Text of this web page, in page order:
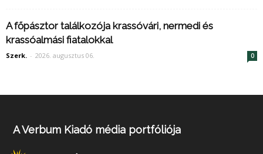
A főpásztor találkozója krassóvári, nermedi és
krassóalmási fiatalokkal
Szerk. - 2026. augusztus 06. 0
A Verbum Kiadó média portfóliója